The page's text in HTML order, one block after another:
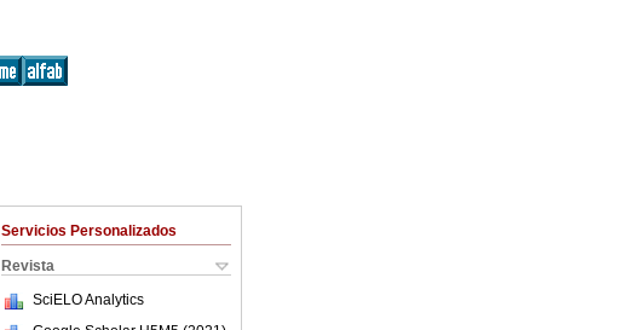
Servicios Personalizados
Revista
SciELO Analytics